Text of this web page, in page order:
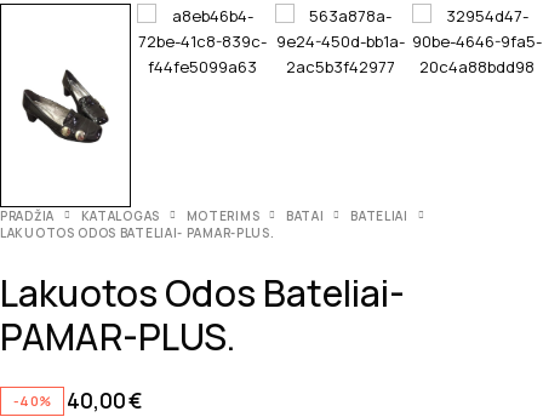
PRADŽIA KATALOGAS MOTERIMS BATAI
BATELIAI
LAKUOTOS ODOS BATELIAI- PAMAR-PLUS.
Lakuotos Odos Bateliai-
PAMAR-PLUS.
-40% 40,00€